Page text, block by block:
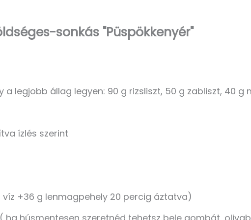
sonkás "Püspökkenyér"
a legjobb állag legyen: 90 g rizsliszt, 50 g zabliszt, 40 g
ízlés szerint
+36 g lenmagpehely 20 percig áztatva)